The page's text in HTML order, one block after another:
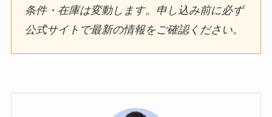
条件・在庫は変動します。申し込み前に必ず
公式サイトで最新の情報をご確認ください。